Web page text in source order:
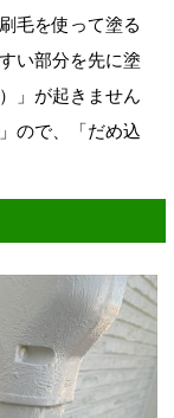
毛を使って塗る
い部分を先に塗
」が起きません
ので、「だめ込